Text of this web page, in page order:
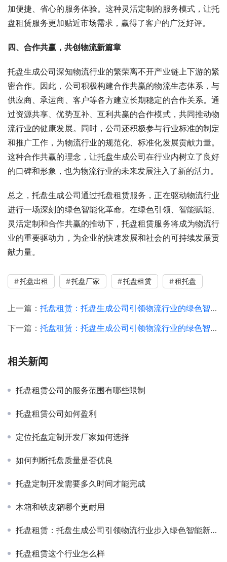
加便捷、省心的服务体验。这种灵活定制的服务模式，让托
盘租赁服务更加贴近市场需求，赢得了客户的广泛好评。
四、合作共赢，共创物流新篇章
托盘生成公司深知物流行业的繁荣离不开产业链上下游的紧
密合作。因此，公司积极构建合作共赢的物流生态体系，与
供应商、承运商、客户等各方建立长期稳定的合作关系。通
过资源共享、优势互补、互利共赢的合作模式，共同推动物
流行业的健康发展。同时，公司还积极参与行业标准的制定
和推广工作，为物流行业的规范化、标准化发展贡献力量。
这种合作共赢的理念，让托盘生成公司在行业内树立了良好
的口碑和形象，也为物流行业的未来发展注入了新的活力。
总之，托盘生成公司通过托盘租赁服务，正在驱动物流行业
进行一场深刻的绿色智能化革命。在绿色引领、智能赋能、
灵活定制和合作共赢的推动下，托盘租赁服务将成为物流行
业的重要驱动力，为企业的快速发展和社会的可持续发展贡
献力量。
托盘出租 托盘厂家 托盘租赁 租托盘
上一篇： 托盘租赁：托盘生成公司引领物流行业的绿色智能化转型
下一篇： 托盘租赁：托盘生成公司引领物流行业的绿色智能转型新篇章
相关新闻
托盘租赁公司的服务范围有哪些限制
托盘租赁公司如何盈利
定位托盘定制开发厂家如何选择
如何判断托盘质量是否优良
托盘定制开发需要多久时间才能完成
木箱和铁皮箱哪个更耐用
托盘租赁：托盘生成公司引领物流行业步入绿色智能新时代
托盘租赁这个行业怎么样